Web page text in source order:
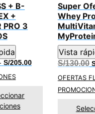
+ B-
+
PRO 3
S/205.00Rango
S/155.00
Super
Whey
Vista
S/130.00
OFERTAS